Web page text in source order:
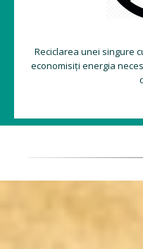
Reciclarea unei singure
economisiți energia